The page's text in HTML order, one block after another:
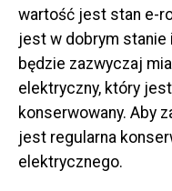
wartość jest stan e-
jest w dobrym stanie
będzie zazwyczaj
elektryczny, który
konserwowany. Aby
jest regularna
elektrycznego.